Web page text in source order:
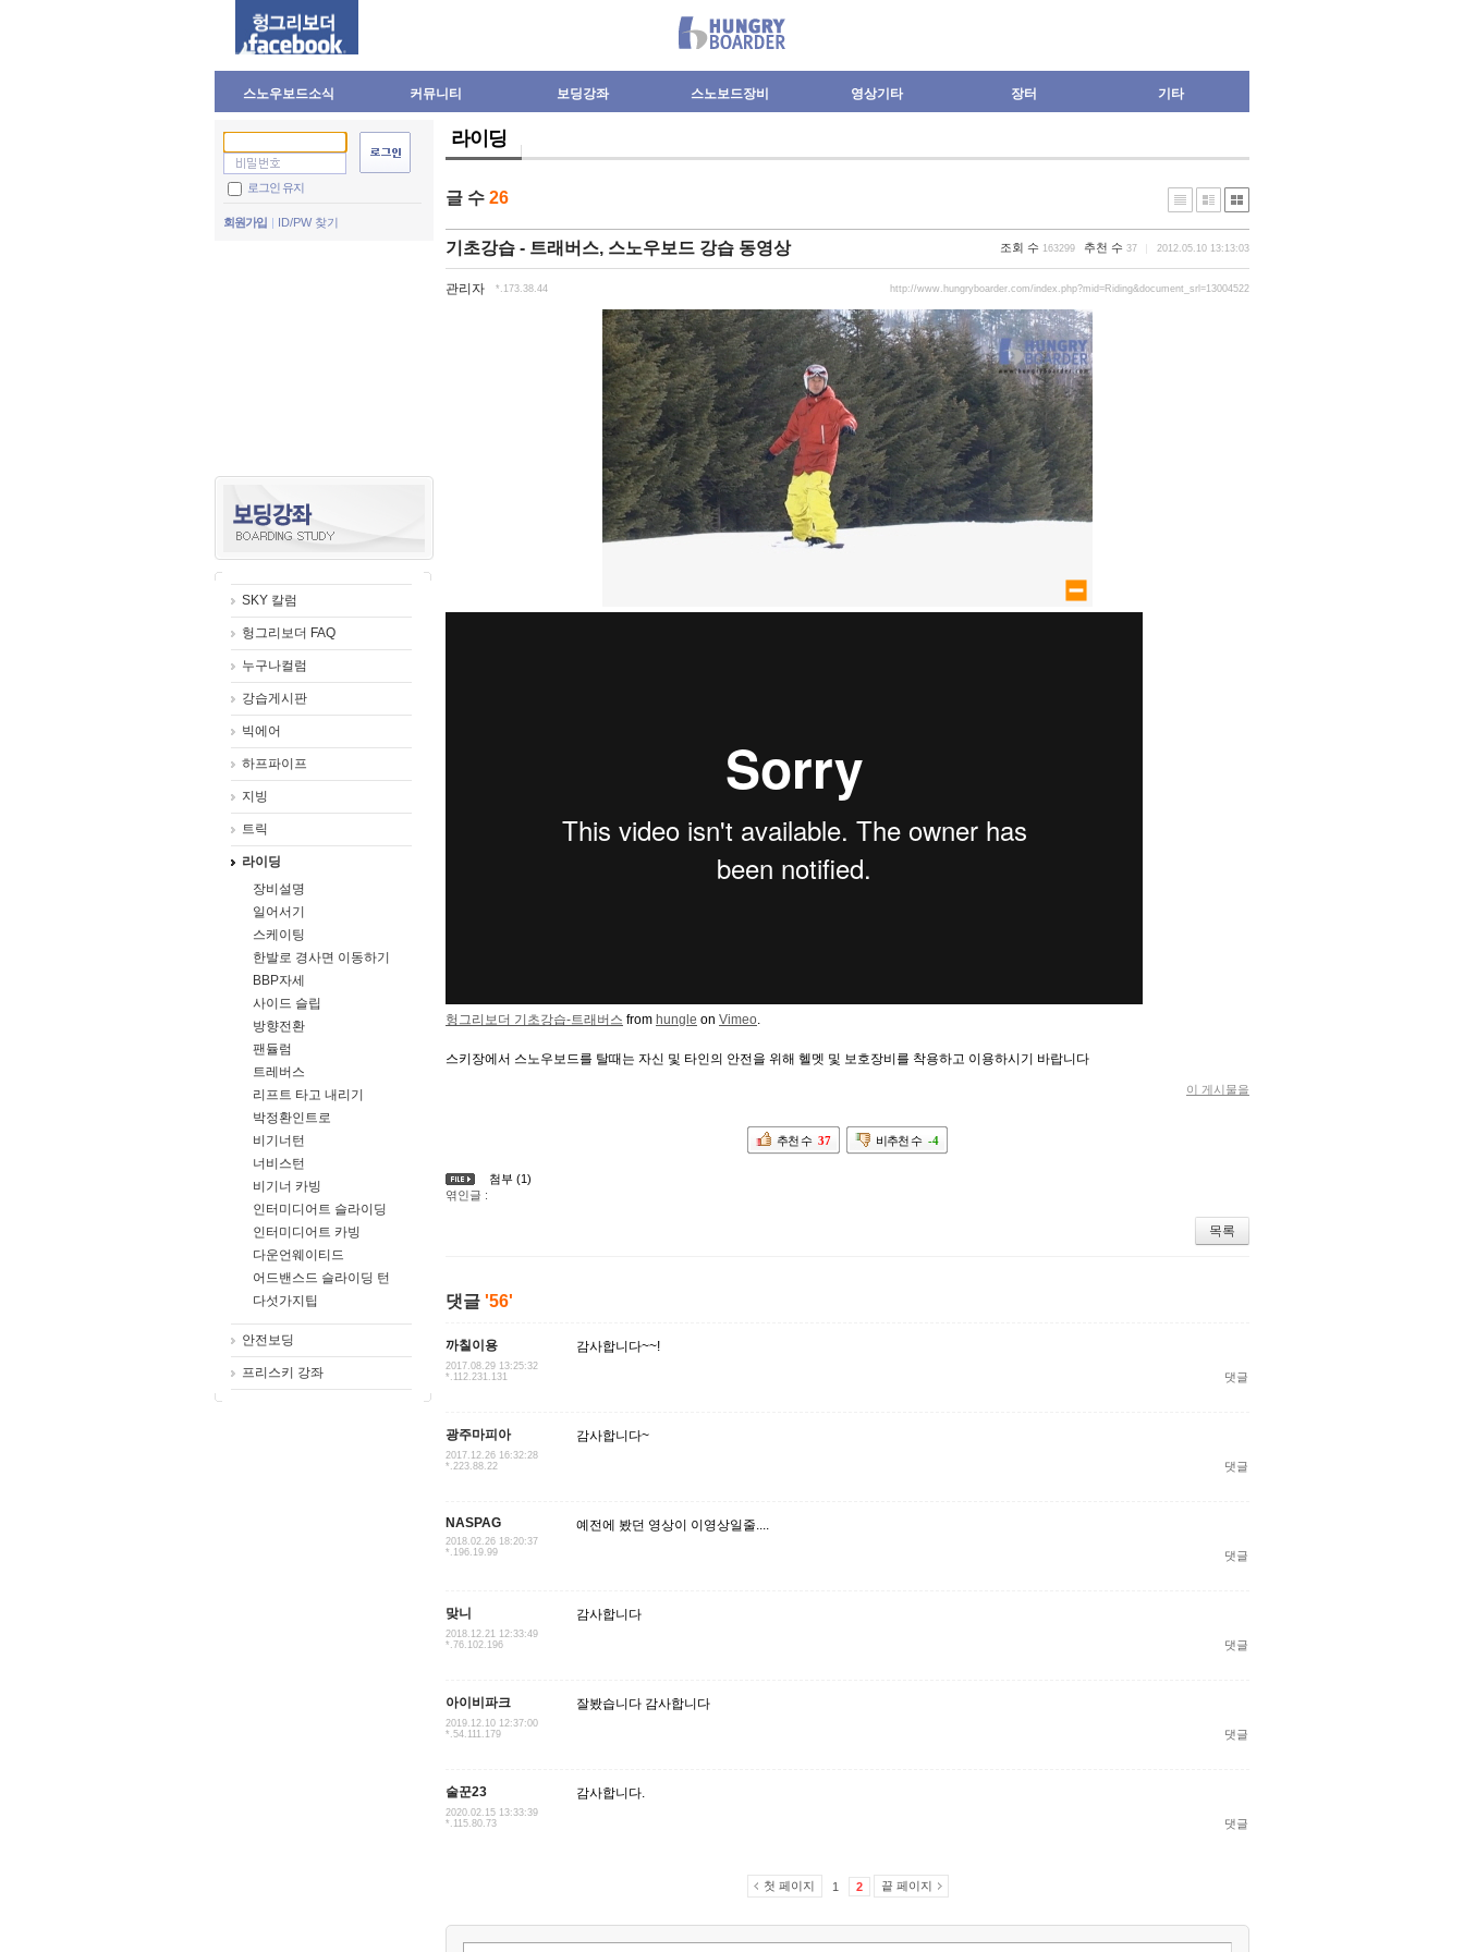
스노우보드소식 커뮤니티 보딩강좌 스노보드장비 영상기타 장터 기타
로그인 유지
회원가입 ID/PW 찾기
SKY 칼럼
헝그리보더 FAQ
누구나컬럼
강습게시판
빅에어
하프파이프
지빙
트릭
라이딩
장비설명
일어서기
스케이팅
한발로 경사면 이동하기
BBP자세
사이드 슬립
방향전환
팬듈럼
트레버스
리프트 타고 내리기
박정환인트로
비기너턴
너비스턴
비기너 카빙
인터미디어트 슬라이딩
인터미디어트 카빙
다운언웨이티드
어드밴스드 슬라이딩 턴
다섯가지팁
안전보딩
프리스키 강좌
라이딩
글 수 26
기초강습 - 트래버스, 스노우보드 강습 동영상 조회 수 163299 추천 수 37 2012.05.10 13:13:03
관리자 *.173.38.44 http://www.hungryboarder.com/index.php?mid=Riding&document_srl=13004522
헝그리보더 기초강습-트래버스 from hungle on Vimeo.
스키장에서 스노우보드를 탈때는 자신 및 타인의 안전을 위해 헬멧 및 보호장비를 착용하고 이용하시기 바랍니다
이 게시물을
추천 수 37 비추천 수 -4
첨부 (1)
엮인글 :
목록
댓글 '56'
까칠이용
2017.08.29 13:25:32
*.112.231.131
감사합니다~~!
댓글
광주마피아
2017.12.26 16:32:28
*.223.88.22
감사합니다~
댓글
NASPAG
2018.02.26 18:20:37
*.196.19.99
예전에 봤던 영상이 이영상일줄....
댓글
맞니
2018.12.21 12:33:49
*.76.102.196
감사합니다
댓글
아이비파크
2019.12.10 12:37:00
*.54.111.179
잘봤습니다 감사합니다
댓글
술꾼23
2020.02.15 13:33:39
*.115.80.73
감사합니다.
댓글
첫 페이지 1 2 끝 페이지